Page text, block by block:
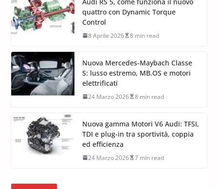
quattro con Dynamic Torque
Control
8 Aprile 2026 8 min read
Nuova Mercedes-Maybach Classe
S: lusso estremo, MB.OS e motori
elettrificati
24 Marzo 2026 8 min read
Nuova gamma Motori V6 Audi: TFSI,
TDI e plug-in tra sportività, coppia
ed efficienza
24 Marzo 2026 7 min read